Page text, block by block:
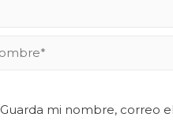
Guarda mi nombre, correo